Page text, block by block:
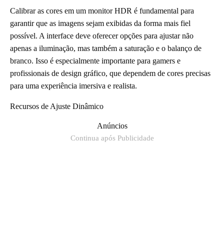
Calibrar as cores em um monitor HDR é fundamental para
garantir que as imagens sejam exibidas da forma mais fiel
possível. A interface deve oferecer opções para ajustar não
apenas a iluminação, mas também a saturação e o balanço de
branco. Isso é especialmente importante para gamers e
profissionais de design gráfico, que dependem de cores precisas
para uma experiência imersiva e realista.
Recursos de Ajuste Dinâmico
Anúncios
Continua após Publicidade